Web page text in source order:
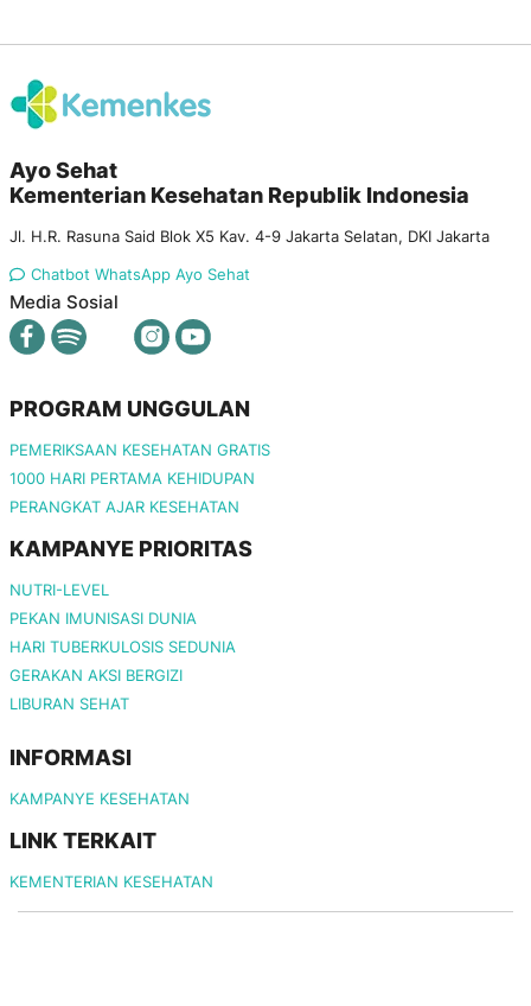
Ayo Sehat
Kementerian Kesehatan Republik Indonesia
Jl. H.R. Rasuna Said Blok X5 Kav. 4-9 Jakarta Selatan, DKI Jakarta
Chatbot WhatsApp Ayo Sehat
Media Sosial
PROGRAM UNGGULAN
PEMERIKSAAN KESEHATAN GRATIS
1000 HARI PERTAMA KEHIDUPAN
PERANGKAT AJAR KESEHATAN
KAMPANYE PRIORITAS
NUTRI-LEVEL
PEKAN IMUNISASI DUNIA
HARI TUBERKULOSIS SEDUNIA
GERAKAN AKSI BERGIZI
LIBURAN SEHAT
INFORMASI
KAMPANYE KESEHATAN
LINK TERKAIT
KEMENTERIAN KESEHATAN